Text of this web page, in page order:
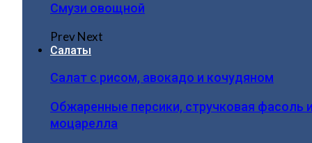
Смузи овощной
PrevNext
Салаты
Салат с рисом, авокадо и кочудяном
Обжаренные персики, стручковая фасоль
моцарелла